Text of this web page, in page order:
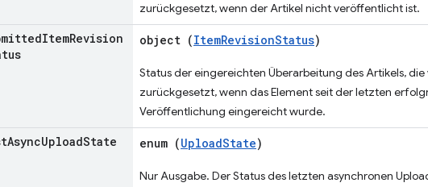
zurückgesetzt, wenn der Artikel nicht veröffentlicht ist.
ItemRevision
object (ItemRevisionStatus)
Status der eingereichten Überarbeitung des Artikels, die
zurückgesetzt, wenn das Element seit der letzten
Veröffentlichung eingereicht wurde.
AsyncUploadState enum (UploadState)
Nur Ausgabe. Der Status des letzten asynchronen